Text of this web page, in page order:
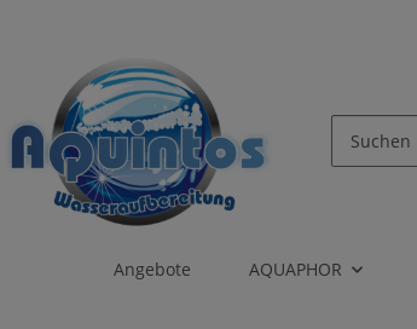
Angebote AQUAPHOR